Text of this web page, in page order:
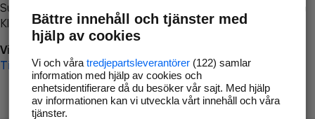
Surfa till
Klicka påTillbaka-knappen i webbläsaren och försök igen
Vi beklagar besväret!
Till startsidan
Bättre innehåll och tjänster med
hjälp av cookies
Vi och våra tredjepartsleverantörer(122) samlar
information med hjälp av cookies och
enhetsidentifierare då du besöker vår sajt. Med hjälp
av informationen kan vi utveckla vårt innehåll och våra
tjänster.